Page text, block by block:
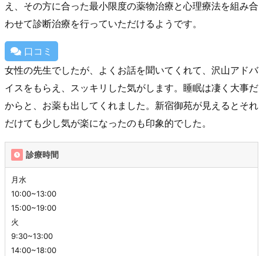
え、その方に合った最小限度の薬物治療と心理療法を組み合
わせて診断治療を行っていただけるようです。
口コミ
女性の先生でしたが、よくお話を聞いてくれて、沢山アドバ
イスをもらえ、スッキリした気がします。睡眠は凄く大事だ
からと、お薬も出してくれました。新宿御苑が見えるとそれ
だけても少し気が楽になったのも印象的でした。
診療時間
月水
10:00~13:00
15:00~19:00
火
9:30~13:00
14:00~18:00